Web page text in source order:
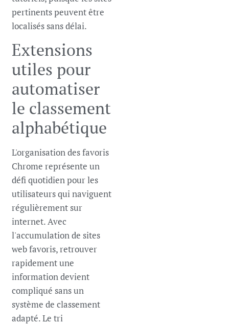
pertinents peuvent être
localisés sans délai.
Extensions
utiles pour
automatiser
le classement
alphabétique
L'organisation des favoris
Chrome représente un
défi quotidien pour les
utilisateurs qui naviguent
régulièrement sur
internet. Avec
l'accumulation de sites
web favoris, retrouver
rapidement une
information devient
compliqué sans un
système de classement
adapté. Le tri